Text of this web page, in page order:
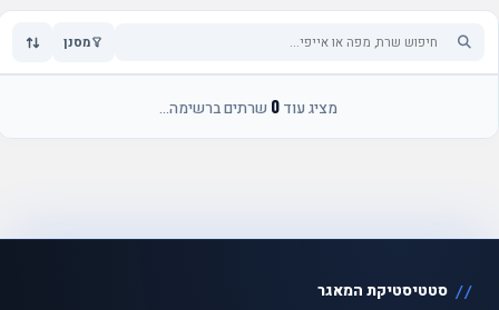
מסנן
מציג עוד 0שרתים ברשימה...
סטטיסטיקת המאגר